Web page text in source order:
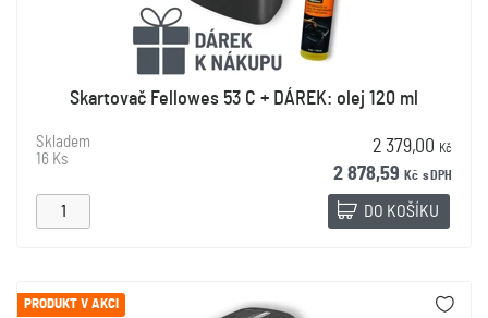
Skartovač Fellowes 53 C + DÁREK: olej 120 ml
Skladem
16 Ks
2 379,00 Kč
2 878,59 Kč s DPH
DO KOŠÍKU
PRODUKT V AKCI